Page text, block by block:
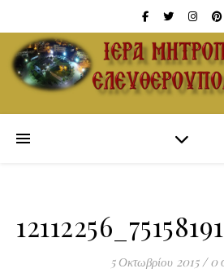
5 Οκτωβρίου 2015 / 0